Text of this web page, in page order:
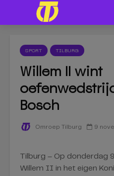
SPORT TILBURG
Willem II wint
Bosch
Omroep Tilburg 9
Tilburg – Op donderdag
Willem II in het eigen